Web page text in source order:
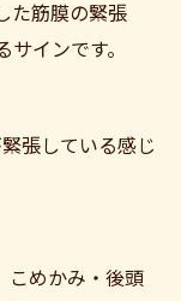
た筋膜の緊張
インです。
張している感じ
こめかみ・後頭